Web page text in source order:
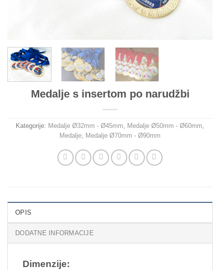
Medalje s insertom po narudžbi
Kategorije: Medalje Ø32mm - Ø45mm, Medalje Ø50mm - Ø60mm,
Medalje, Medalje Ø70mm - Ø90mm
OPIS
DODATNE INFORMACIJE
Dimenzije: